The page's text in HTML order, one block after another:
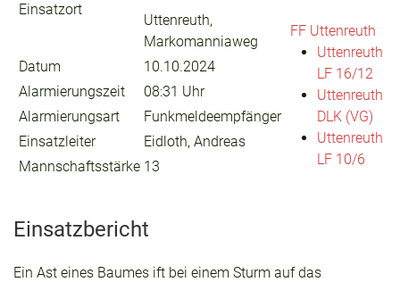
Einsatzort
Uttenreuth,
Markomanniaweg
Datum
10.10.2024
Alarmierungszeit
08:31 Uhr
Alarmierungsart
Funkmeldeempfänger
Einsatzleiter
Eidloth, Andreas
Mannschaftsstärke 13
FF Uttenreuth
Uttenreuth
LF 16/12
Uttenreuth
DLK (VG)
Uttenreuth
LF 10/6
Einsatzbericht
Ein Ast eines Baumes ift bei einem Sturm auf das